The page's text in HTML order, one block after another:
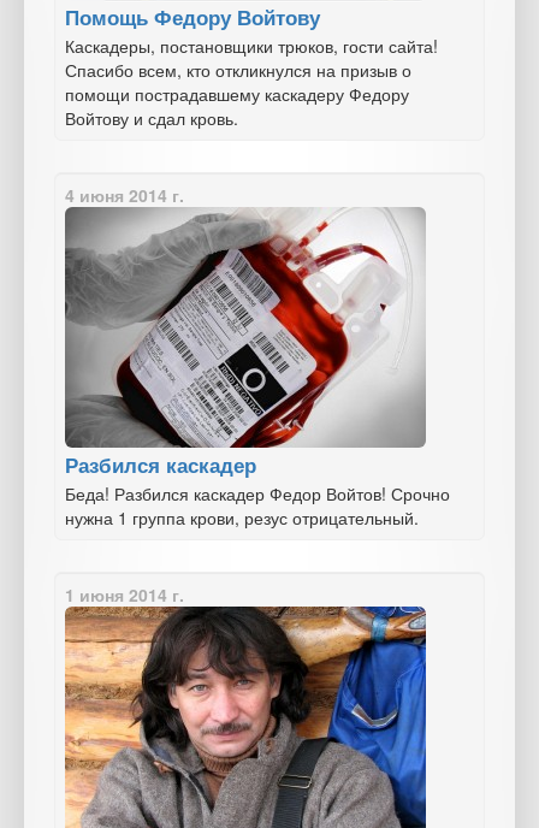
Помощь Федору Войтову
Каскадеры, постановщики трюков, гости сайта!
Спасибо всем, кто откликнулся на призыв о
помощи пострадавшему каскадеру Федору
Войтову и сдал кровь.
4 июня 2014 г.
Разбился каскадер
Беда! Разбился каскадер Федор Войтов! Срочно
нужна 1 группа крови, резус отрицательный.
1 июня 2014 г.